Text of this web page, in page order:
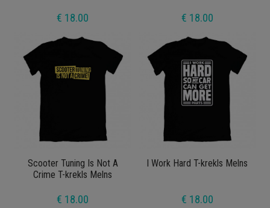
€ 18.00 € 18.00
Scooter Tuning Is Not A
Crime T-krekls Melns
€ 18.00
I Work Hard T-krekls Melns
€ 18.00